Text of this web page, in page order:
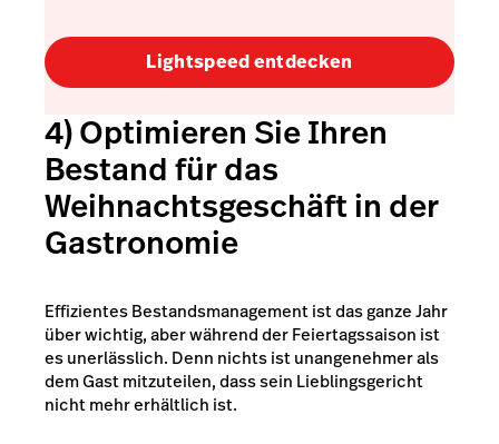
Lightspeed entdecken
4) Optimieren Sie Ihren
Bestand für das
Weihnachtsgeschäft in der
Gastronomie
Effizientes Bestandsmanagement ist das ganze Jahr
über wichtig, aber während der Feiertagssaison ist
es unerlässlich. Denn nichts ist unangenehmer als
dem Gast mitzuteilen, dass sein Lieblingsgericht
nicht mehr erhältlich ist.